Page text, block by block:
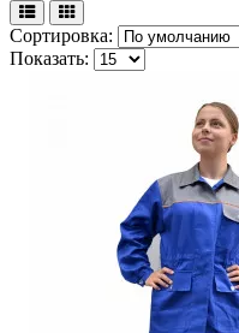
Сортировка:
Показать: